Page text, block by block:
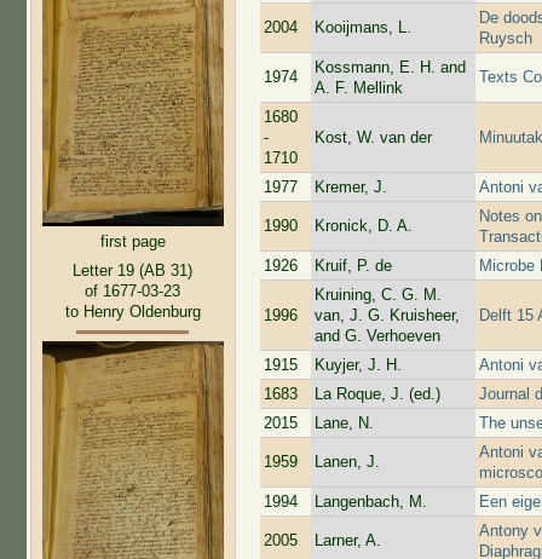
first page
Letter 19 (AB 31)
of 1677-03-23
to Henry Oldenburg
2004 Kooijmans, L.
De
Ruysch
1974
Kossmann, E. H. and
A. F. Mellink
Texts
1680
-
1710
Kost, W. van der
1977 Kremer, J. Antoni
1990 Kronick, D. A.
Notes
1926
Kruif, P. de Microbe
1996
Kruining, C. G. M.
van, J. G. Kruisheer,
and G. Verhoeven
Delft 15
1915 Kuyjer, J. H.
Antoni
1683
La Roque, J. (ed.)
Journal
2015
Lane, N. The
1959 Lanen, J.
Antoni
1994
Langenbach, M. Een
2005 Larner, A.
Antony